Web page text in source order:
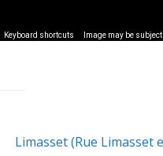
Keyboard shortcuts Image may be
Limasset (Rue Limasset